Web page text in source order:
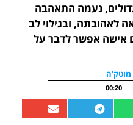
גדולים, נעמה התאהבה
לאהובתה, ובגילוי לב
אישה אפשר לדבר על
מוטק'ה
00:20